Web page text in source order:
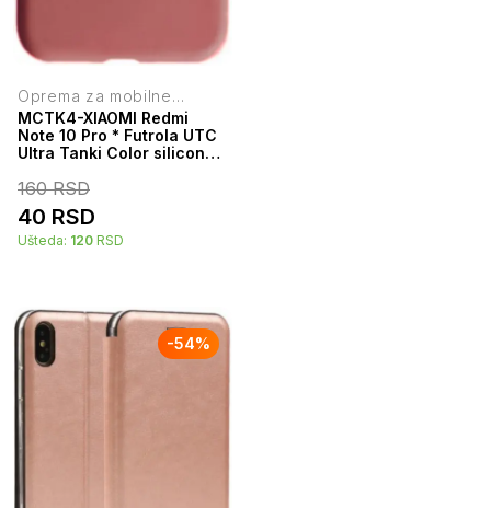
Oprema za mobilne
telefone
MCTK4-XIAOMI Redmi
Note 10 Pro * Futrola UTC
Ultra Tanki Color silicone
160RSD
40 RSD
Ušteda: 120 RSD
-54%